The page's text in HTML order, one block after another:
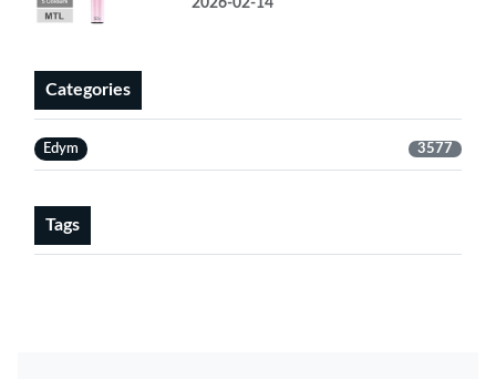
2026-02-14
Categories
Edym 3577
Tags